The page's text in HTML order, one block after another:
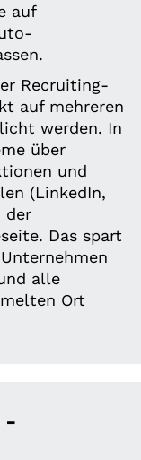
auf
Recruiting-
auf mehreren
werden. In
über
und
(LinkedIn,
der
Das spart
alle
Ort
-